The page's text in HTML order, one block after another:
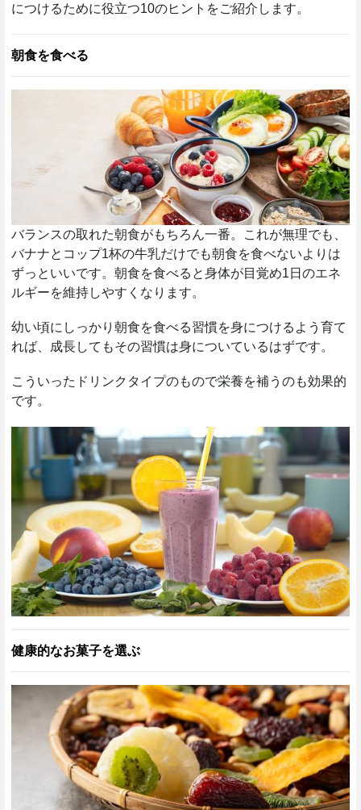
につけるために役立つ10のヒントをご紹介します。
朝食を食べる
バランスの取れた朝食がもちろん一番。これが無理でも、
バナナとコップ1杯の牛乳だけでも朝食を食べないよりは
ずっといいです。朝食を食べると身体が目覚め1日のエネ
ルギーを維持しやすくなります。
幼い頃にしっかり朝食を食べる習慣を身につけるよう育て
れば、成長してもその習慣は身についているはずです。
こういったドリンクタイプのもので栄養を補うのも効果的
です。
健康的なお菓子を選ぶ